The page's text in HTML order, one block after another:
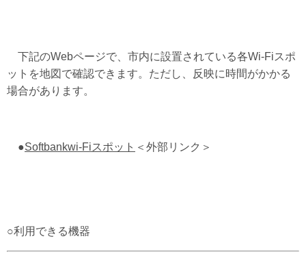
下記のWebページで、市内に設置されている各Wi-Fiスポ
ットを地図で確認できます。ただし、反映に時間がかかる
場合があります。
●Softbankwi-Fiスポット ＜外部リンク＞
○利用できる機器